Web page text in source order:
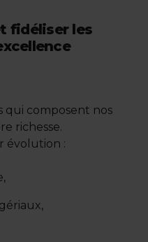
fidéliser les
qui composent nos
richesse.
évolution :